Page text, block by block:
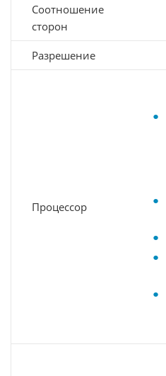
Соотношение
сторон
Разрешение
Процессор